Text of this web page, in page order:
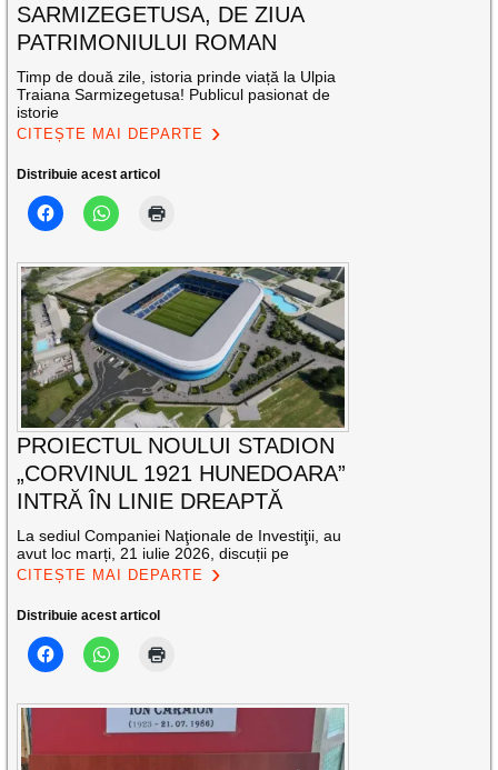
SARMIZEGETUSA, DE ZIUA
PATRIMONIULUI ROMAN
Timp de două zile, istoria prinde viață la Ulpia
Traiana Sarmizegetusa! Publicul pasionat de
istorie
CITEȘTE MAI DEPARTE
Distribuie acest articol
PROIECTUL NOULUI STADION
„CORVINUL 1921 HUNEDOARA”
INTRĂ ÎN LINIE DREAPTĂ
La sediul Companiei Naţionale de Investiţii, au
avut loc marți, 21 iulie 2026, discuții pe
CITEȘTE MAI DEPARTE
Distribuie acest articol